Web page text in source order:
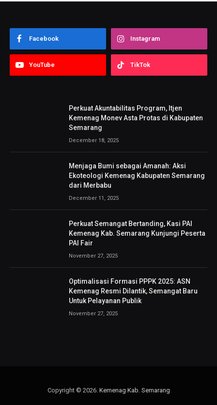
Facebook Instagram
YouTube TikTok
Perkuat Akuntabilitas Program, Itjen
Kemenag Monev Asta Protas di Kabupaten
Semarang
December 18, 2025
Menjaga Bumi sebagai Amanah: Aksi
Ekoteologi Kemenag Kabupaten Semarang
dari Merbabu
December 11, 2025
Perkuat Semangat Bertanding, Kasi PAI
Kemenag Kab. Semarang Kunjungi Peserta
PAI Fair
November 27, 2025
Optimalisasi Formasi PPPK 2025: ASN
Kemenag Resmi Dilantik, Semangat Baru
Untuk Pelayanan Publik
November 27, 2025
Copyright © 2026. Kemenag Kab. Semarang